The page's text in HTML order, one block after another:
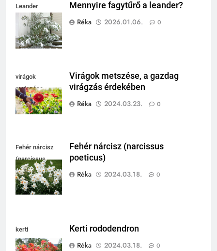
Leander
fagytűrése
Mennyire fagytűrő a leander?
Réka
2026.01.06. 0
virágok
metszése
Virágok metszése, a gazdag
virágzás érdekében
Réka
2024.03.23. 0
Fehér nárcisz
(narcissus
poeticus)
Fehér nárcisz (narcissus
poeticus)
Réka
2024.03.18. 0
kerti
rododendron
Kerti rododendron
Réka
2024.03.18. 0